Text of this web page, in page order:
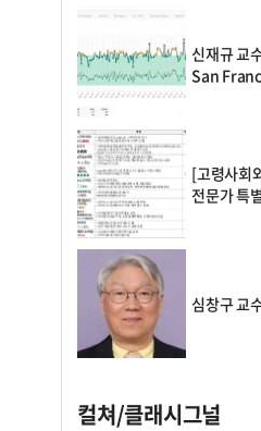
신재규 교
San
[고령사회
전문가 특
심창구 교
컬쳐/클래시그널